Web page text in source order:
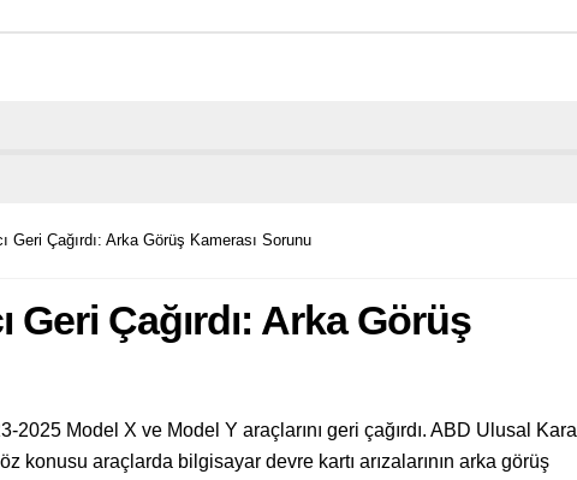
Geri Çağırdı: Arka Görüş Kamerası Sorunu
Geri Çağırdı: Arka Görüş
Model X ve Model Y araçlarını geri çağırdı. ABD Ulusal Kara
konusu araçlarda bilgisayar devre kartı arızalarının arka görüş